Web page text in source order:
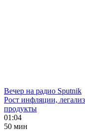
Вечер на радио Sputnik
Рост инфляции,
продукты
01:04
50 мин